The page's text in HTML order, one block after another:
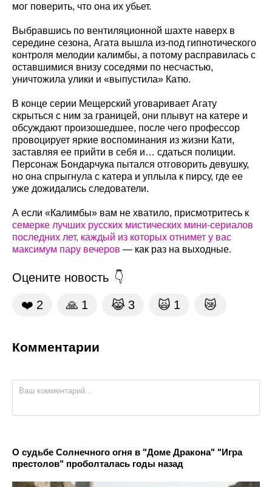
мог поверить, что она их убьет.
Выбравшись по вентиляционной шахте наверх в
середине сезона, Агата вышла из-под гипнотического
контроля мелодии калимбы, а потому расправилась с
оставшимися внизу соседями по несчастью,
уничтожила улики и «выпустила» Катю.
В конце серии Мещерский уговаривает Агату
скрыться с ним за границей, они плывут на катере и
обсуждают произошедшее, после чего профессор
провоцирует яркие воспоминания из жизни Кати,
заставляя ее прийти в себя и… сдаться полиции.
Персонаж Бондарчука пытался отговорить девушку,
но она спрыгнула с катера и уплыла к пирсу, где ее
уже дожидались следователи.
А если «Калимбы» вам не хватило, присмотритесь к
семерке лучших русских мистических мини-сериалов
последних лет, каждый из которых отнимет у вас
максимум пару вечеров — как раз на выходные.
Оцените новость
❤️ 2 🙏 1 😹 3 🙀 1 😿
Комментарии
О судьбе Солнечного огня в "Доме Дракона" "Игра
престолов" проболталась годы назад